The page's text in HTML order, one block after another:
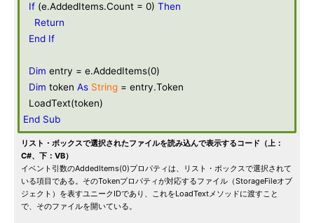
If (e.AddedItems.Count = 0) Then
Return
End If
Dim entry = e.AddedItems(0)
Dim token As String = entry.Token
LoadText(token)
End Sub
リスト・ボックスで選択されたファイルを読み込んで表示するコード（上：
C#、下：VB）
イベント引数のAddedItems(0)プロパティは、リスト・ボックスで選択されて
いる項目である。そのTokenプロパティが対応するファイル（StorageFileオブ
ジェクト）を表すユニークIDであり、これをLoadTextメソッドに渡すこと
で、そのファイルを開いている。